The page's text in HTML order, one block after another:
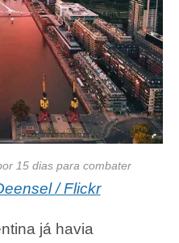
15 dias para combater
/ Flickr
já havia